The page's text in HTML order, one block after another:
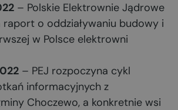
– Polskie Elektrownie Jądrowe
raport o oddziaływaniu budowy i
w Polsce elektrowni
– PEJ rozpoczyna cykl
informacyjnych z
Choczewo, a konkretnie wsi